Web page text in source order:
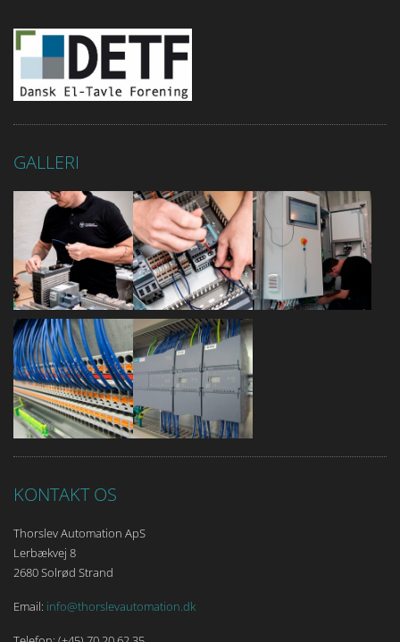
GALLERI
KONTAKT OS
Thorslev Automation ApS
Lerbækvej 8
2680 Solrød Strand
Email: info@thorslevautomation.dk